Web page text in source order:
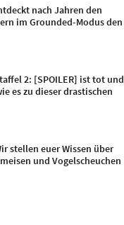
nach Jahren den
im Grounded-Modus den
2: [SPOILER] ist tot und
es zu dieser drastischen
stellen euer Wissen über
und Vogelscheuchen